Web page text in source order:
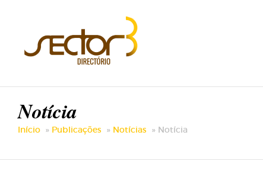
Notícia
Início Publicações Notícias Notícia